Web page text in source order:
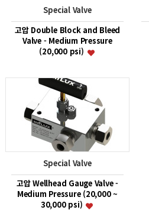
Special Valve
고압 Double Block and Bleed
Valve - Medium Pressure
(20,000 psi)
Special Valve
고압 Wellhead Gauge Valve -
Medium Pressure (20,000 ~
30,000 psi)